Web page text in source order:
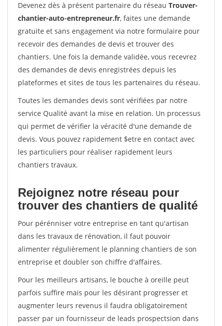
Devenez dès à présent partenaire du réseau Trouver-
chantier-auto-entrepreneur.fr, faites une demande
gratuite et sans engagement via notre formulaire pour
recevoir des demandes de devis et trouver des
chantiers. Une fois la demande validée, vous recevrez
des demandes de devis enregistrées depuis les
plateformes et sites de tous les partenaires du réseau.
Toutes les demandes devis sont vérifiées par notre
service Qualité avant la mise en relation. Un processus
qui permet de vérifier la véracité d'une demande de
devis. Vous pouvez rapidement $etre en contact avec
les particuliers pour réaliser rapidement leurs
chantiers travaux.
Rejoignez notre réseau pour
trouver des chantiers de qualité
Pour pérénniser votre entreprise en tant qu'artisan
dans les travaux de rénovation, il faut pouvoir
alimenter régulièrement le planning chantiers de son
entreprise et doubler son chiffre d'affaires.
Pour les meilleurs artisans, le bouche à oreille peut
parfois suffire mais pour les désirant progresser et
augmenter leurs revenus il faudra obligatoirement
passer par un fournisseur de leads prospectsion dans